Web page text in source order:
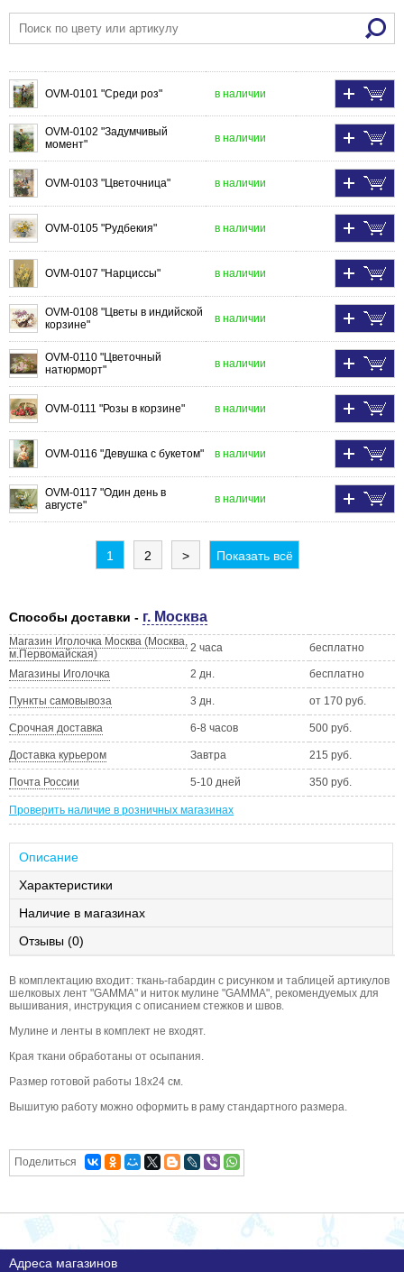
OVM-0101 "Среди роз" в наличии
OVM-0102 "Задумчивый
момент"
в наличии
OVM-0103 "Цветочница" в наличии
OVM-0105 "Рудбекия" в наличии
OVM-0107 "Нарциссы" в наличии
OVM-0108 "Цветы в индийской
корзине"
в наличии
OVM-0110 "Цветочный
натюрморт"
в наличии
OVM-0111 "Розы в корзине" в наличии
OVM-0116 "Девушка с букетом" в наличии
OVM-0117 "Один день в
августе"
в наличии
1 2 > Показать всё
Способы доставки - г. Москва
Магазин Иголочка Москва (Москва,
м.Первомайская)
2 часа бесплатно
Магазины Иголочка 2 дн. бесплатно
Пункты самовывоза 3 дн. от 170 руб.
Срочная доставка 6-8 часов 500 руб.
Доставка курьером Завтра 215 руб.
Почта России 5-10 дней 350 руб.
Проверить наличие в розничных магазинах
Описание
Характеристики
Наличие в магазинах
Отзывы (0)
В комплектацию входит: ткань-габардин с рисунком и таблицей артикулов
шелковых лент "GAMMA" и ниток мулине "GAMMA", рекомендуемых для
вышивания, инструкция с описанием стежков и швов.
Мулине и ленты в комплект не входят.
Края ткани обработаны от осыпания.
Размер готовой работы 18х24 см.
Вышитую работу можно оформить в раму стандартного размера.
Поделиться
Адреса магазинов